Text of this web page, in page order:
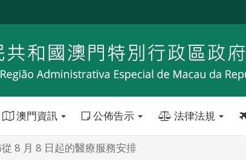
澳門資訊 公佈告示 法律法規
8 月 8 日起的醫療服務安排